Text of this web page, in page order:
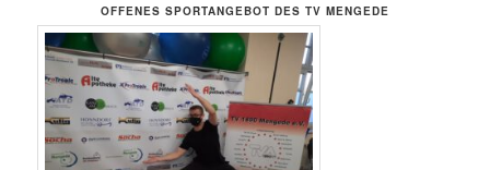
OFFENES SPORTANGEBOT DES TV MENGEDE